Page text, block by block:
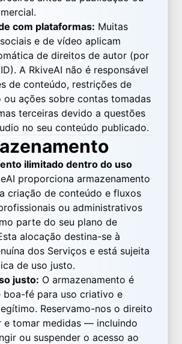
com plataformas: Muitas
e de vídeo aplicam
de direitos de autor (por
A RkiveAI não é responsável
de conteúdo, restrições de
ou ações sobre contas tomadas
terceiras devido a questões
no seu conteúdo publicado.
ilimitado dentro do uso
proporciona armazenamento
criação de conteúdo e fluxos
ou administrativos
parte do seu plano de
alocação destina-se à
dos Serviços e está sujeita
de uso justo.
justo: O armazenamento é
boa-fé para uso criativo e
Reservamo-nos o direito
e tomar medidas — incluindo
ou suspender o acesso ao